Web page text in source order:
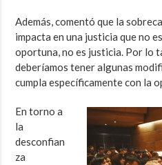
Además, comentó que la
impacta en una justicia que no
oportuna, no es justicia. Por lo
deberíamos tener algunas
cumpla específicamente con la
En torno a
la
desconfian
za